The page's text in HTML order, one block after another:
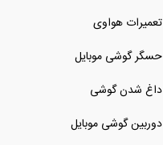
تعمیرات هواوی
حسگر گوشی موبایل
داغ شدن گوشی
دوربین گوشی موبایل